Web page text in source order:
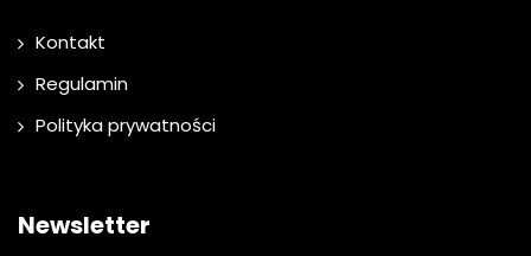
Kontakt
Regulamin
Polityka prywatności
Newsletter